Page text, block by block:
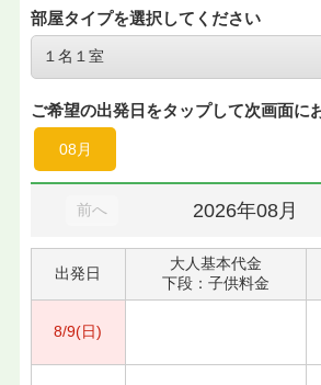
部屋タイプを選択してください
ご希望の出発日をタップして次画面に
08月
前へ 2026年08月
出発日
大人基本代金
下段：子供料金
8/9(日)